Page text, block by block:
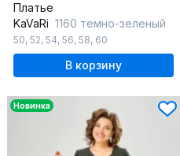
Платье
KaVaRi 1160 темно-зеленый
50, 52, 54, 56, 58, 60
В корзину
Новинка